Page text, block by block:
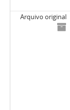
Arquivo original